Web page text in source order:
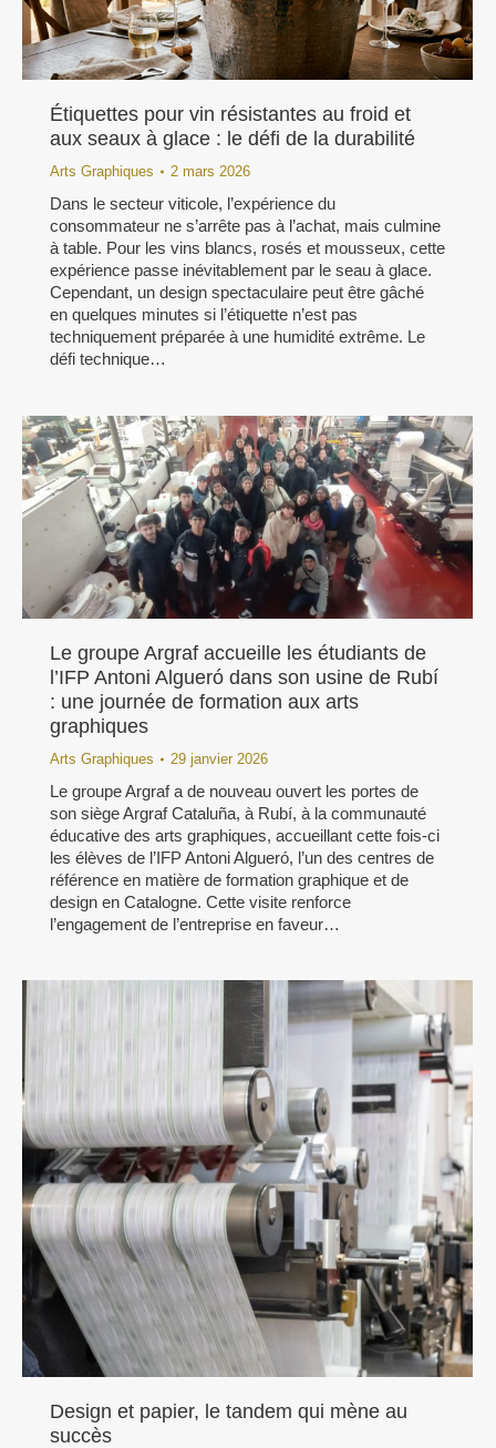
Étiquettes pour vin résistantes au froid et
aux seaux à glace : le défi de la durabilité
Arts Graphiques 2 mars 2026
Dans le secteur viticole, l’expérience du
consommateur ne s’arrête pas à l’achat, mais culmine
à table. Pour les vins blancs, rosés et mousseux, cette
expérience passe inévitablement par le seau à glace.
Cependant, un design spectaculaire peut être gâché
en quelques minutes si l’étiquette n’est pas
techniquement préparée à une humidité extrême. Le
défi technique…
Le groupe Argraf accueille les étudiants de
l’IFP Antoni Algueró dans son usine de Rubí
: une journée de formation aux arts
graphiques
Arts Graphiques 29 janvier 2026
Le groupe Argraf a de nouveau ouvert les portes de
son siège Argraf Cataluña, à Rubí, à la communauté
éducative des arts graphiques, accueillant cette fois-ci
les élèves de l’IFP Antoni Algueró, l’un des centres de
référence en matière de formation graphique et de
design en Catalogne. Cette visite renforce
l’engagement de l’entreprise en faveur…
Design et papier, le tandem qui mène au
succès